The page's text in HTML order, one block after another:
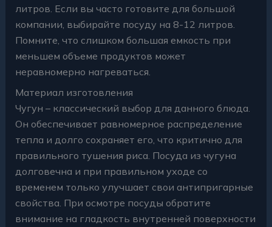
литров. Если вы часто готовите для большой
компании, выбирайте посуду на 8-12 литров.
Помните, что слишком большая емкость при
меньшем объеме продуктов может
неравномерно нагреваться.
Материал изготовления
Чугун – классический выбор для данного блюда.
Он обеспечивает равномерное распределение
тепла и долго сохраняет его, что критично для
правильного тушения риса. Посуда из чугуна
долговечна и при правильном уходе со
временем только улучшает свои антипригарные
свойства. При осмотре посуды обратите
внимание на гладкость внутренней поверхности